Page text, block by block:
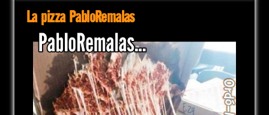
La pizza PabloRemalas